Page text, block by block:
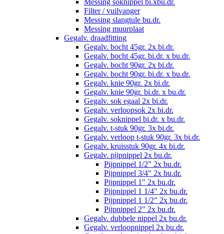
Messing soknippel bi.xbu.dr.
Filter / vuilvanger
Messing slangtule bu.dr.
Messing muurplaat
Gegalv. draadfitting
Gegalv. bocht 45gr. 2x bi.dr.
Gegalv. bocht 45gr. bi.dr. x bu.dr.
Gegalv. bocht 90gr. 2x bi.dr.
Gegalv. bocht 90gr. bi.dr. x bu.dr.
Gegalv. knie 90gr. 2x bi.dr.
Gegalv. knie 90gr. bi.dr. x bu.dr.
Gegalv. sok egaal 2x bi.dr.
Gegalv. verloopsok 2x bi.dr.
Gegalv. soknippel bi.dr. x bu.dr.
Gegalv. t-stuk 90gr. 3x bi.dr.
Gegalv. verloop t-stuk 90gr. 3x bi.dr.
Gegalv. kruisstuk 90gr. 4x bi.dr.
Gegalv. pijpnippel 2x bu.dr.
Pijpnippel 1/2" 2x bu.dr.
Pijpnippel 3/4" 2x bu.dr.
Pijpnippel 1" 2x bu.dr.
Pijpnippel 1 1/4" 2x bu.dr.
Pijpnippel 1 1/2" 2x bu.dr.
Pijpnippel 2" 2x bu.dr.
Gegalv. dubbele nippel 2x bu.dr.
Gegalv. verloopnippel 2x bu.dr.